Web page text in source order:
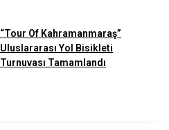
“Tour Of Kahramanmaraş”
Uluslararası Yol Bisikleti
Turnuvası Tamamlandı